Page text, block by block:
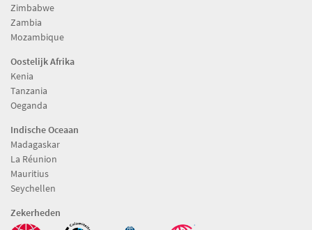
Zimbabwe
Zambia
Mozambique
Oostelijk Afrika
Kenia
Tanzania
Oeganda
Indische Oceaan
Madagaskar
La Réunion
Mauritius
Seychellen
Zekerheden